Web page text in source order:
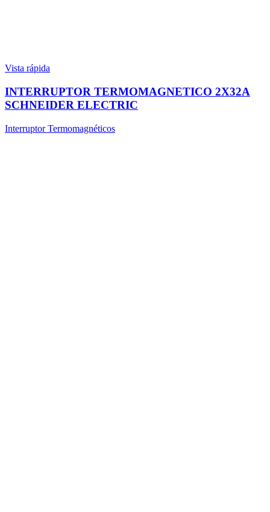
Vista rápida
INTERRUPTOR TERMOMAGNETICO 2X32A
SCHNEIDER ELECTRIC
Interruptor Termomagnéticos